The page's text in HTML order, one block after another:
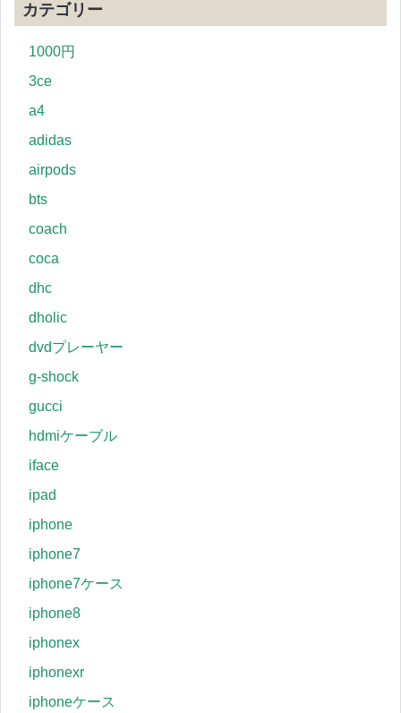
カテゴリー
1000円
3ce
a4
adidas
airpods
bts
coach
coca
dhc
dholic
dvdプレーヤー
g-shock
gucci
hdmiケーブル
iface
ipad
iphone
iphone7
iphone7ケース
iphone8
iphonex
iphonexr
iphoneケース